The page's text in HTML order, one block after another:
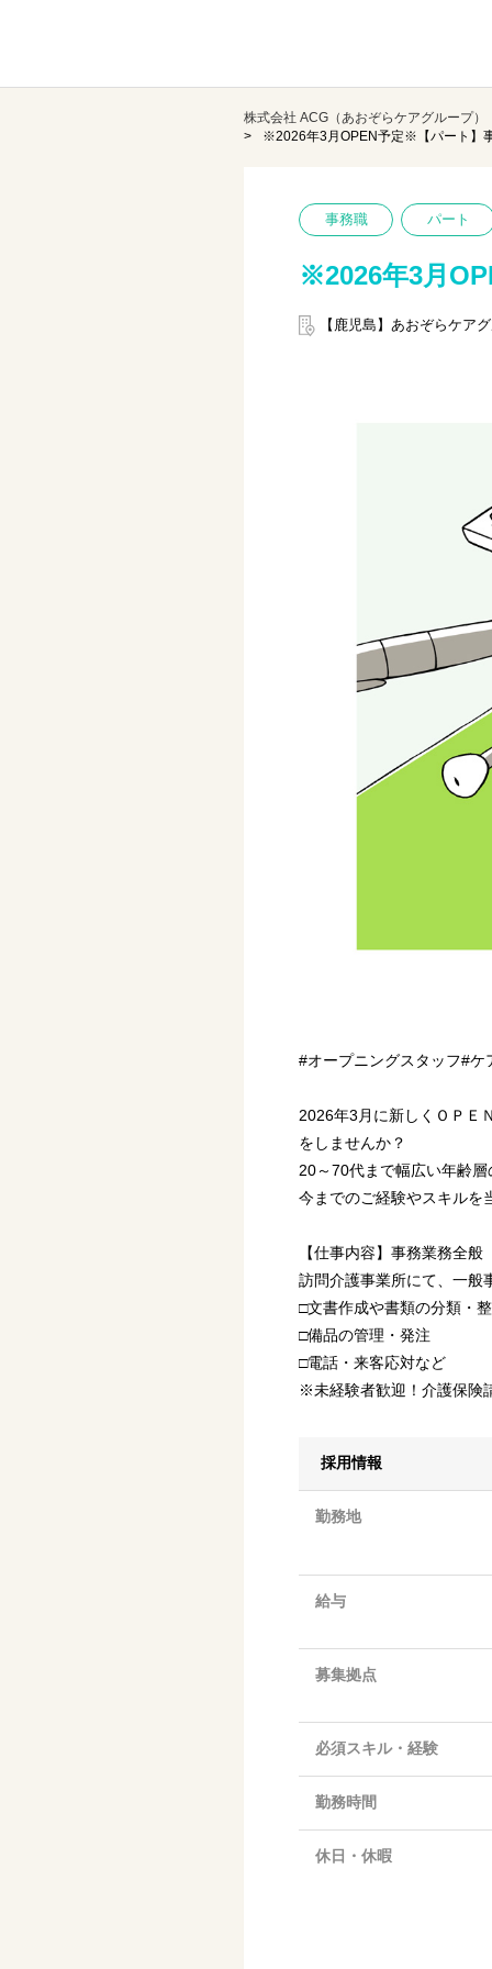
株式会社 ACG（あおぞらケアグループ）
※2026年3月OPEN予定※【パート】
事務職 パート
※2026年3月
【鹿児島】あおぞらケア
#オープニングスタッフ#
2026年3月に新しくＯＰＥ
をしませんか？
20～70代まで幅広い年齢
今までのご経験やスキルを
【仕事内容】事務業務全般
訪問介護事業所にて、一般
□文書作成や書類の分類・
□備品の管理・発注
□電話・来客応対など
※未経験者歓迎！介護保険
採用情報
勤務地
給与
募集拠点
必須スキル・経験
勤務時間
休日・休暇